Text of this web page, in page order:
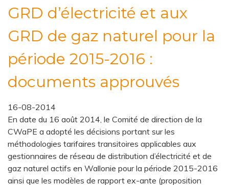
GRD d’électricité et aux
GRD de gaz naturel pour la
période 2015-2016 :
documents approuvés
16-08-2014
En date du 16 août 2014, le Comité de direction de la
CWaPE a adopté les décisions portant sur les
méthodologies tarifaires transitoires applicables aux
gestionnaires de réseau de distribution d’électricité et de
gaz naturel actifs en Wallonie pour la période 2015-2016
ainsi que les modèles de rapport ex-ante (proposition